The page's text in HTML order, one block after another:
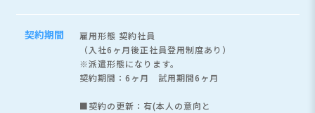
契約期間
雇用形態 契約社員
（入社6ヶ月後正社員登用制度あり）
※派遣形態になります。
契約期間：6ヶ月 試用期間6ヶ月
■契約の更新：有(本人の意向と